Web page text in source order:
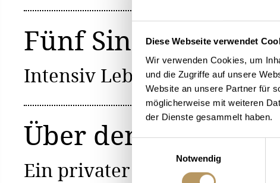
Diese Webseite verwendet
Wir verwenden Cookies, um
und die Zugriffe auf unsere
Website an unsere Partner für
möglicherweise mit weiteren
der Dienste gesammelt haben.
Einwilligungsauswahl
Notwendig
Fünf Sinne
Intensiv Leben. Ein
Über den Dächern
Ein privater Logenplatz für